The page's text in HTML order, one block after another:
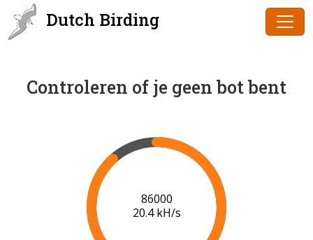
Dutch Birding
Controleren of je geen bot bent
88000
20.4 kH/s